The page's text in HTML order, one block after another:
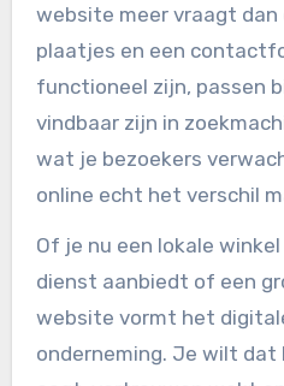
website meer vraagt dan
plaatjes en een
functioneel zijn, passen
vindbaar zijn in
wat je bezoekers
online echt het verschil
Of je nu een lokale
dienst aanbiedt of een
website vormt het
onderneming. Je wilt